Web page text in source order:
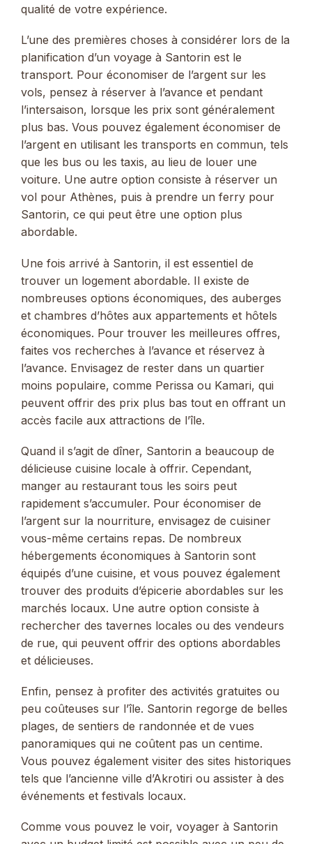
qualité de votre expérience.
L’une des premières choses à considérer lors de la
planification d’un voyage à Santorin est le
transport. Pour économiser de l’argent sur les
vols, pensez à réserver à l’avance et pendant
l’intersaison, lorsque les prix sont généralement
plus bas. Vous pouvez également économiser de
l’argent en utilisant les transports en commun, tels
que les bus ou les taxis, au lieu de louer une
voiture. Une autre option consiste à réserver un
vol pour Athènes, puis à prendre un ferry pour
Santorin, ce qui peut être une option plus
abordable.
Une fois arrivé à Santorin, il est essentiel de
trouver un logement abordable. Il existe de
nombreuses options économiques, des auberges
et chambres d’hôtes aux appartements et hôtels
économiques. Pour trouver les meilleures offres,
faites vos recherches à l’avance et réservez à
l’avance. Envisagez de rester dans un quartier
moins populaire, comme Perissa ou Kamari, qui
peuvent offrir des prix plus bas tout en offrant un
accès facile aux attractions de l’île.
Quand il s’agit de dîner, Santorin a beaucoup de
délicieuse cuisine locale à offrir. Cependant,
manger au restaurant tous les soirs peut
rapidement s’accumuler. Pour économiser de
l’argent sur la nourriture, envisagez de cuisiner
vous-même certains repas. De nombreux
hébergements économiques à Santorin sont
équipés d’une cuisine, et vous pouvez également
trouver des produits d’épicerie abordables sur les
marchés locaux. Une autre option consiste à
rechercher des tavernes locales ou des vendeurs
de rue, qui peuvent offrir des options abordables
et délicieuses.
Enfin, pensez à profiter des activités gratuites ou
peu coûteuses sur l’île. Santorin regorge de belles
plages, de sentiers de randonnée et de vues
panoramiques qui ne coûtent pas un centime.
Vous pouvez également visiter des sites historiques
tels que l’ancienne ville d’Akrotiri ou assister à des
événements et festivals locaux.
Comme vous pouvez le voir, voyager à Santorin